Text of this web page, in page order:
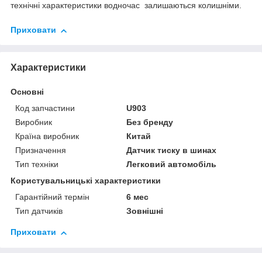
технічні характеристики водночас залишаються колишніми.
Приховати
Характеристики
Основні
Код запчастини
U903
Виробник
Без бренду
Країна виробник
Китай
Призначення
Датчик тиску в шинах
Тип техніки
Легковий автомобіль
Користувальницькі характеристики
Гарантійний термін
6 мес
Тип датчиків
Зовнішні
Приховати